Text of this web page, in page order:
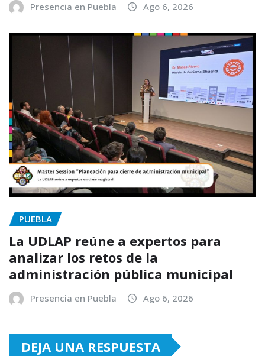
Presencia en Puebla Ago 6, 2026
PUEBLA
La UDLAP reúne a expertos para
analizar los retos de la
administración pública municipal
Presencia en Puebla Ago 6, 2026
DEJA UNA RESPUESTA